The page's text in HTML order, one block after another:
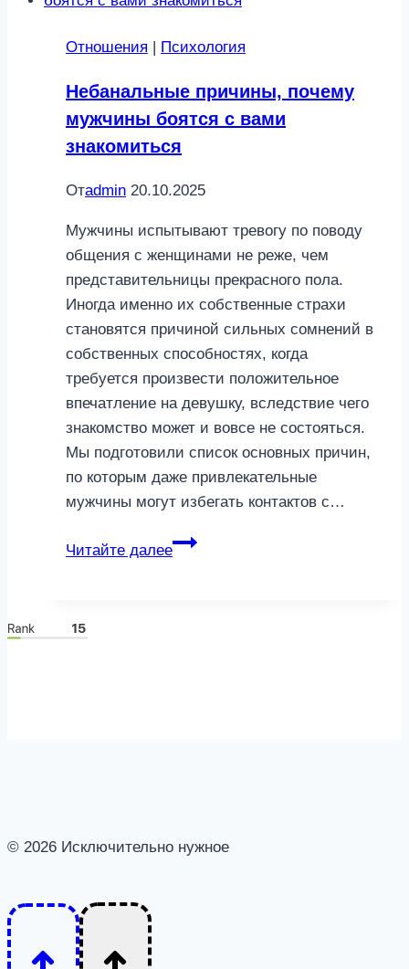
помогут
незаменимым
Отношения Психология
Небанальные причины, почему
мужчины боятся с вами
знакомиться
Отadmin 20.10.2025
Мужчины испытывают тревогу по поводу
общения с женщинами не реже, чем
представительницы прекрасного пола.
Иногда именно их собственные страхи
становятся причиной сильных сомнений в
собственных способностях, когда
требуется произвести положительное
впечатление на девушку, вследствие чего
знакомство может и вовсе не состояться.
Мы подготовили список основных причин,
по которым даже привлекательные
мужчины могут избегать контактов с…
Читайте далее
Небанальные
© 2026 Исключительно нужное